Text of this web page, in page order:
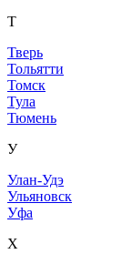
Т
Тверь
Тольятти
Томск
Тула
Тюмень
У
Улан-Удэ
Ульяновск
Уфа
Х